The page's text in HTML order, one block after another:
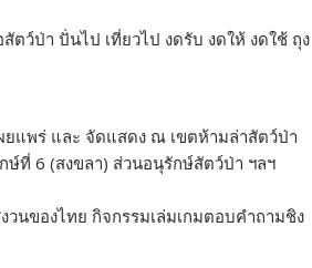
ว์ป่า ปั่นไป เที่ยวไป งดรับ งดให้ งดใช้ ถุง
ยแพร่ และ จัดแสดง ณ เขตห้ามล่าสัตว์ป่า
ษ์ที่ 6 (สงขลา) ส่วนอนุรักษ์สัตว์ป่า ฯลฯ
นของไทย กิจกรรมเล่มเกมตอบคำถามชิง